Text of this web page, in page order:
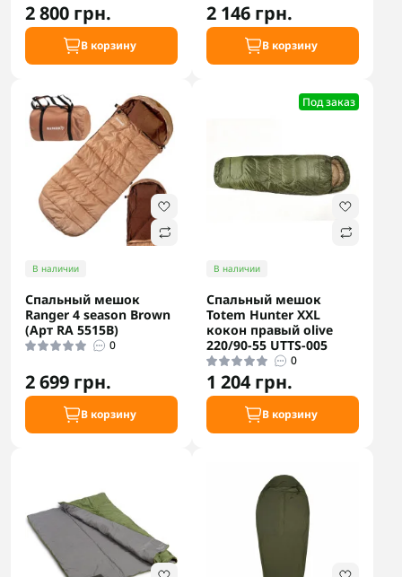
2 800 грн.
В корзину
2 146 грн.
В корзину
В наличии
Спальный мешок
Ranger 4 season Brown
(Арт RA 5515B)
0
2 699 грн.
В корзину
Под заказ
В наличии
Спальный мешок
Totem Hunter XXL
кокон правый olive
220/90-55 UTTS-005
0
1 204 грн.
В корзину